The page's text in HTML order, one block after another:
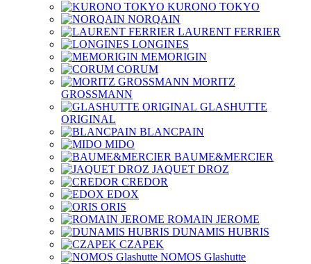
KURONO TOKYO
NORQAIN
LAURENT FERRIER
LONGINES
MEMORIGIN
CORUM
MORITZ
GROSSMANN
GLASHUTTE
ORIGINAL
BLANCPAIN
MIDO
BAUME&MERCIER
JAQUET DROZ
CREDOR
EDOX
ORIS
ROMAIN JEROME
DUNAMIS HUBRIS
CZAPEK
NOMOS Glashutte